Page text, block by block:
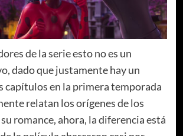
de la serie esto no es un
dado que justamente hay un
capítulos en la primera temporada
relatan los orígenes de los
romance, ahora, la diferencia está